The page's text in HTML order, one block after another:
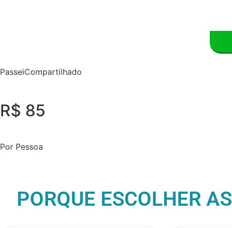
PasseiCompartilhado
R$ 85
Por Pessoa
PORQUE ESCOLHER AS